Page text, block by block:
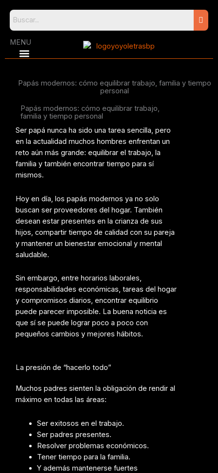
content
MENU
Papás modernos: cómo equilibrar trabajo, familia y tiempo
personal
Papás modernos: cómo equilibrar trabajo,
familia y tiempo personal
Ser papá nunca ha sido una tarea sencilla, pero
en la actualidad muchos hombres enfrentan un
reto aún más grande: equilibrar el trabajo, la
familia y también encontrar tiempo para sí
mismos.
Hoy en día, los papás modernos ya no solo
buscan ser proveedores del hogar. También
desean estar presentes en la crianza de sus
hijos, compartir tiempo de calidad con su pareja
y mantener un bienestar emocional y mental
saludable.
Sin embargo, entre horarios laborales,
responsabilidades económicas, tareas del hogar
y compromisos diarios, encontrar equilibrio
puede parecer imposible. La buena noticia es
que sí se puede lograr poco a poco con
pequeños cambios y mejores hábitos.
La presión de “hacerlo todo”
Muchos padres sienten la obligación de rendir al
máximo en todas las áreas:
Ser exitosos en el trabajo.
Ser padres presentes.
Resolver problemas económicos.
Tener tiempo para la familia.
Y además mantenerse fuertes